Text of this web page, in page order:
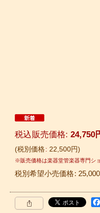
税別価格: 22,500円
税込 : 24,750
税別希望小売価格: 25,000